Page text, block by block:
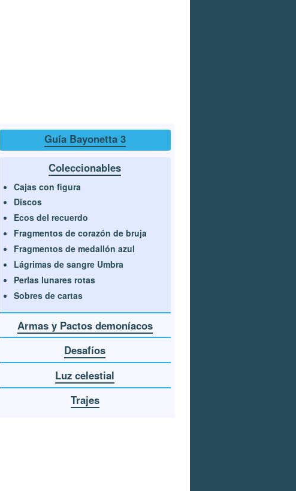
Guía Bayonetta 3
Coleccionables
Cajas con figura
Discos
Ecos del recuerdo
Fragmentos de corazón de bruja
Fragmentos de medallón azul
Lágrimas de sangre Umbra
Perlas lunares rotas
Sobres de cartas
Armas y Pactos demoníacos
Desafíos
Luz celestial
Trajes